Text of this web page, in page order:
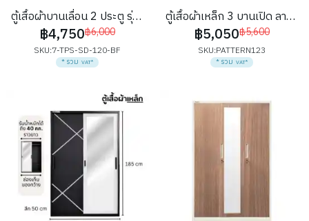
ตู้เสื้อผ้าบานเลื่อน 2 ประตู รุ่น
ใบเฟิร์น฿4,750฿6,000
SKU:7-TPS-SD-120-BF
* รวม VAT*
ตู้เสื้อผ้าเหล็ก 3 บานเปิด ลาย
PATTERN฿5,050฿5,600
SKU:PATTERN123
* รวม VAT*